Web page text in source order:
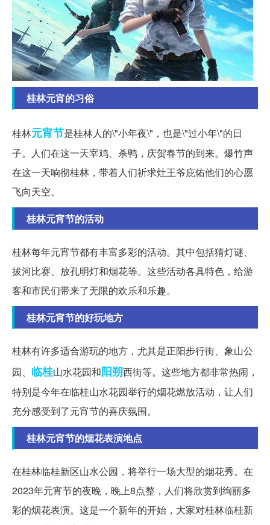
桂林元宵的习俗
桂林元宵节是桂林人的\"小年夜\"，也是\"过小年\"的日
子。人们在这一天宰鸡、杀鸭，庆贺春节的到来。爆竹声
在这一天响彻桂林，带着人们祈求灶王爷庇佑他们的心愿
飞向天空。
桂林元宵节的活动
桂林每年元宵节都有丰富多彩的活动。其中包括猜灯谜、
拔河比赛、放孔明灯和烟花等。这些活动各具特色，给游
客和市民们带来了无限的欢乐和乐趣。
桂林元宵节的好玩地方
桂林有许多适合游玩的地方，尤其是正阳步行街、象山公
园、 临桂山水花园和阳朔西街等。这些地方都非常热闹，
特别是今年在临桂山水花园举行的烟花燃放活动，让人们
充分感受到了元宵节的喜庆氛围。
桂林元宵节的烟花表演地点
在桂林临桂新区山水公园，将举行一场大型的烟花秀。在
2023年元宵节的夜晚，晚上8点整，人们将欣赏到绚丽多
彩的烟花表演。这是一个新年的开始，大家对桂林临桂新